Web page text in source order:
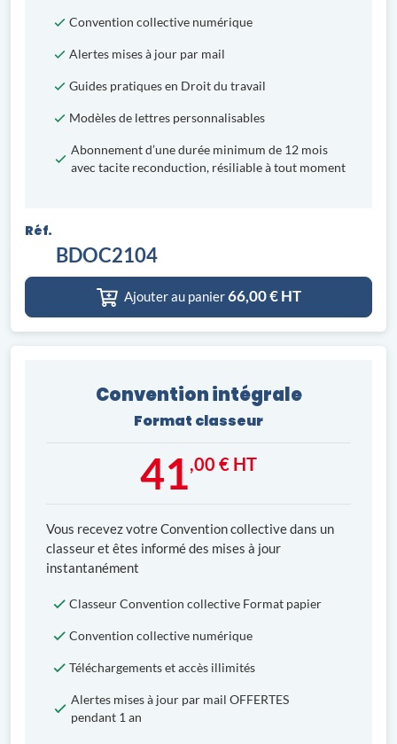
Convention collective numérique
Alertes mises à jour par mail
Guides pratiques en Droit du travail
Modèles de lettres personnalisables
Abonnement d’une durée minimum de 12 mois
avec tacite reconduction, résiliable à tout moment
Réf.
BDOC2104
Ajouter au panier66,00€ HT
Convention intégrale
Format classeur
41,00 € HT
Vous recevez votre Convention collective dans un
classeur et êtes informé des mises à jour
instantanément
Classeur Convention collective Format papier
Convention collective numérique
Téléchargements et accès illimités
Alertes mises à jour par mail OFFERTES
pendant 1 an